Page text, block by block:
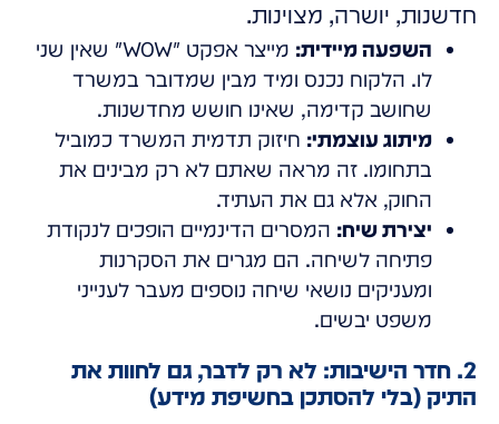
חדשנות, יושרה, מצוינות.
השפעה מיידית:
מייצר אפקט "WOW" שאין שני
לו. הלקוח נכנס ומיד מבין שמדובר במשרד
שחושב קדימה, שאינו חושש מחדשנות.
מיתוג עוצמתי: חיזוק תדמית המשרד כמוביל
בתחומו. זה מראה שאתם לא רק מבינים את
החוק, אלא גם את העתיד.
יצירת שיח: המסרים הדינמיים הופכים לנקודת
פתיחה לשיחה. הם מגרים את הסקרנות
ומעניקים נושאי שיחה נוספים מעבר לענייני
משפט יבשים.
2. חדר הישיבות: לא רק לדבר, גם לחוות את
התיק (בלי להסתכן בחשיפת מידע)